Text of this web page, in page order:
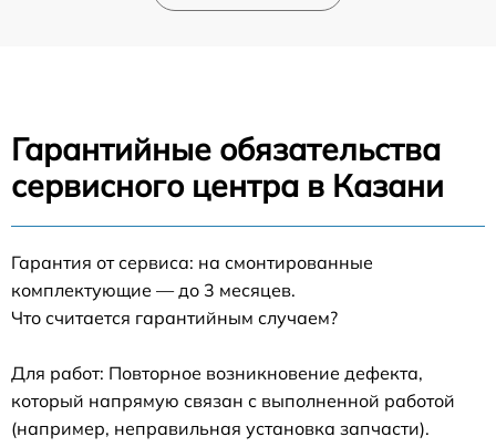
Гарантийные обязательства
сервисного центра в Казани
Гарантия от сервиса: на смонтированные
комплектующие — до 3 месяцев.
Что считается гарантийным случаем?
Для работ: Повторное возникновение дефекта,
который напрямую связан с выполненной работой
(например, неправильная установка запчасти).